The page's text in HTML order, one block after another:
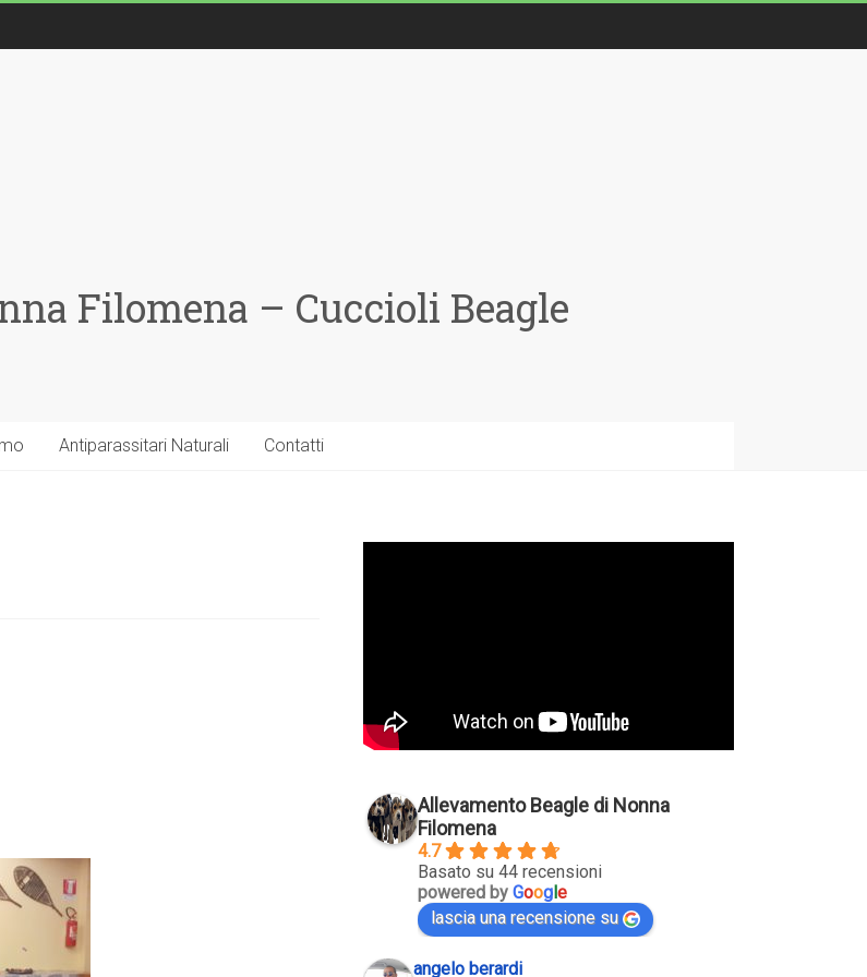
Filomena – Cuccioli Beagle
Antiparassitari Naturali Contatti
Allevamento Beagle di Nonna
Filomena
4.7
Basato su 44 recensioni
powered byGoog le
lascia una recensione su
angelo berardi